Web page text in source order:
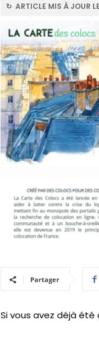
↻ ARTICLE MIS À JOUR
Partager
Si vous avez déjà été